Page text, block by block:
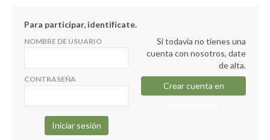
Para participar, identifícate.
NOMBRE DE USUARIO
CONTRASEÑA
Si todavía no tienes una
cuenta con nosotros, date
de alta.
Crear cuenta en